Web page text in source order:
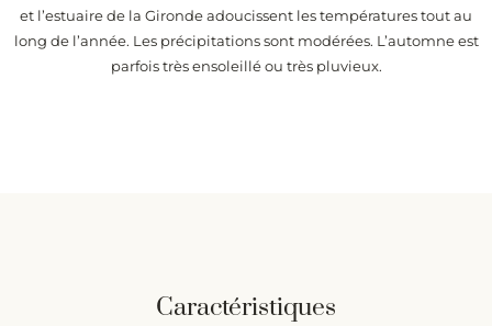
et l’estuaire de la Gironde adoucissent les températures tout au
long de l’année. Les précipitations sont modérées. L’automne est
parfois très ensoleillé ou très pluvieux.
Caractéristiques